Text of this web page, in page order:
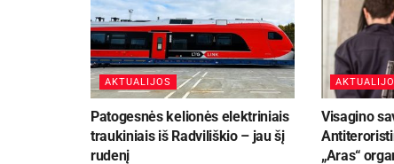
AKTUALIJOS
Patogesnės kelionės elektriniais
traukiniais iš Radviliškio – jau šį
rudenį
Visagino
„Aras“